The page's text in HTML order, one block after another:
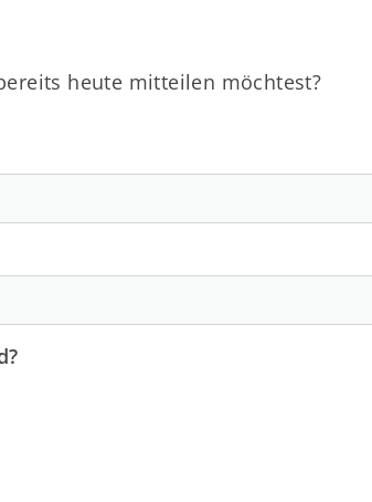
heute mitteilen möchtest?